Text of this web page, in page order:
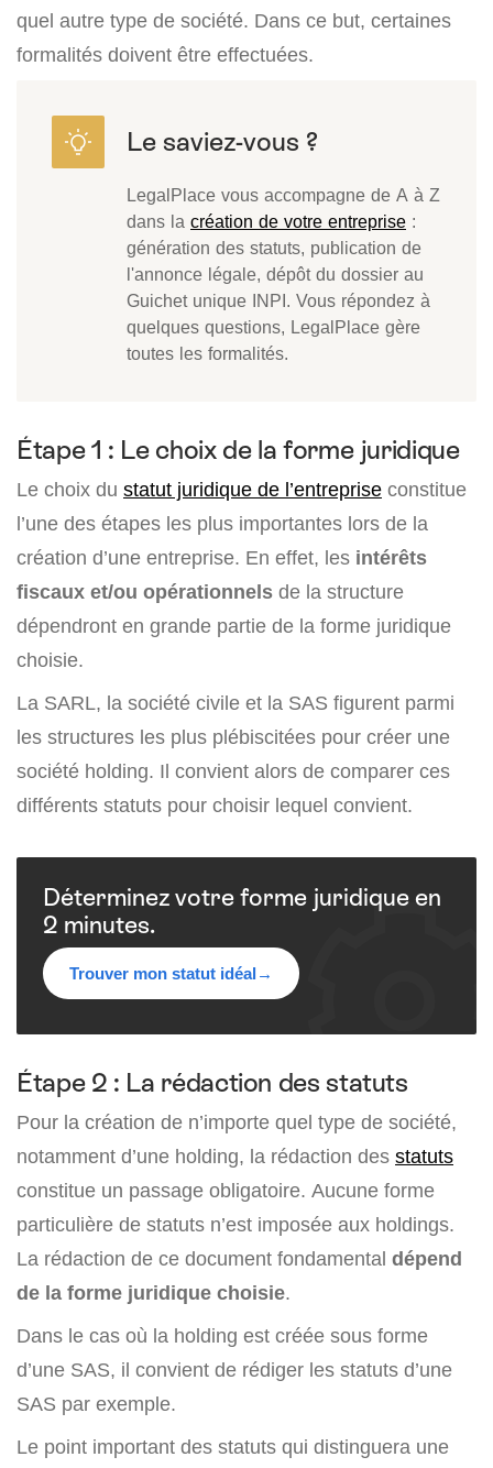
quel autre type de société. Dans ce but, certaines
formalités doivent être effectuées.
LegalPlace vous accompagne de A à Z
dans la création de votre entreprise :
génération des statuts, publication de
l'annonce légale, dépôt du dossier au
Guichet unique INPI. Vous répondez à
quelques questions, LegalPlace gère
toutes les formalités.
Étape 1 : Le choix de la forme juridique
Le choix du statut juridique de l’entreprise constitue
l’une des étapes les plus importantes lors de la
création d’une entreprise. En effet, les intérêts
fiscaux et/ou opérationnels de la structure
dépendront en grande partie de la forme juridique
choisie.
La SARL, la société civile et la SAS figurent parmi
les structures les plus plébiscitées pour créer une
société holding. Il convient alors de comparer ces
différents statuts pour choisir lequel convient.
Déterminez votre forme juridique en
2 minutes.
Trouver mon statut idéal→
Étape 2 : La rédaction des statuts
Pour la création de n’importe quel type de société,
notamment d’une holding, la rédaction des statuts
constitue un passage obligatoire. Aucune forme
particulière de statuts n’est imposée aux holdings.
La rédaction de ce document fondamental dépend
de la forme juridique choisie.
Dans le cas où la holding est créée sous forme
d’une SAS, il convient de rédiger les statuts d’une
SAS par exemple.
Le point important des statuts qui distinguera une